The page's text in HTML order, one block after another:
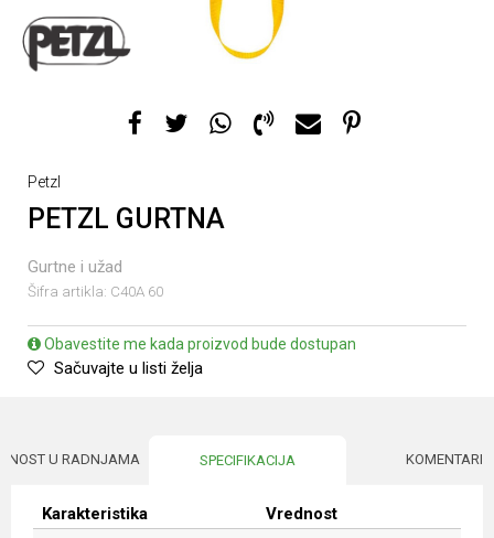
Petzl
PETZL GURTNA
Gurtne i užad
Šifra artikla: C40A 60
Obavestite me kada proizvod bude dostupan
Sačuvajte u listi želja
U RADNJAMA SPECIFIKACIJA KOMENTARI
Karakteristika
Vrednost